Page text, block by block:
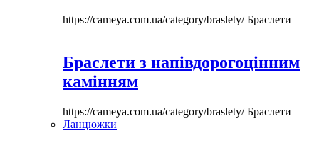
https://cameya.com.ua/category/braslety/Браслети
Браслети з напівдорогоцінним
камінням
https://cameya.com.ua/category/braslety/Браслети
Ланцюжки